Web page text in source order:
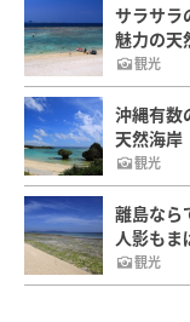
サラサラ
魅力の天
観光
沖縄有数
天然海岸
観光
離島な
人影もま
観光